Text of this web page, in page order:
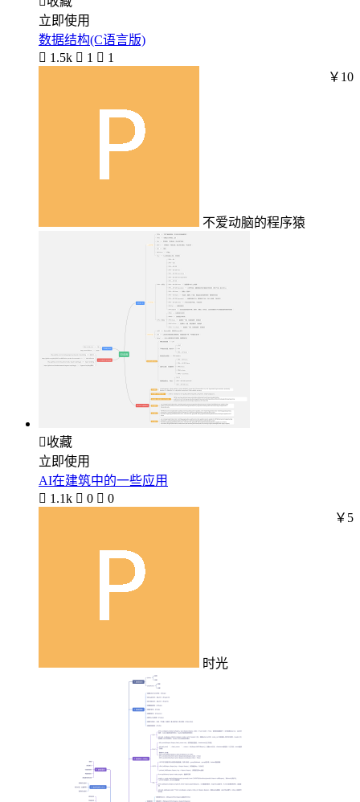
立即使用
数据结构(C语言版)
 1.5k  1  1
不爱动脑的程序猿
￥10
收藏
立即使用
AI在建筑中的一些应用
 1.1k  0  0
时光
￥5